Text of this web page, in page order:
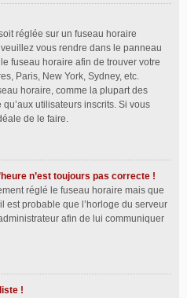
réglée sur un fuseau horaire
vous rendre dans le panneau
fuseau horaire afin de trouver votre
Paris, New York, Sydney, etc.
horaire, comme la plupart des
utilisateurs inscrits. Si vous
de le faire.
n’est toujours pas correcte !
réglé le fuseau horaire mais que
est probable que l’horloge du serveur
afin de lui communiquer
!